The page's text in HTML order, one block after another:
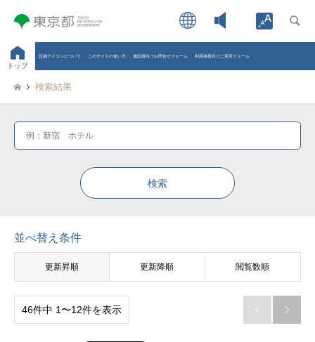
Open
トップ
設備アイコンについて このサイトの使い方 施設様向けお問合せフォーム 利用者様向けご意見フォーム
検索結果
並べ替え条件
更新昇順 更新降順 閲覧数順
46件中 1〜12件を表示  